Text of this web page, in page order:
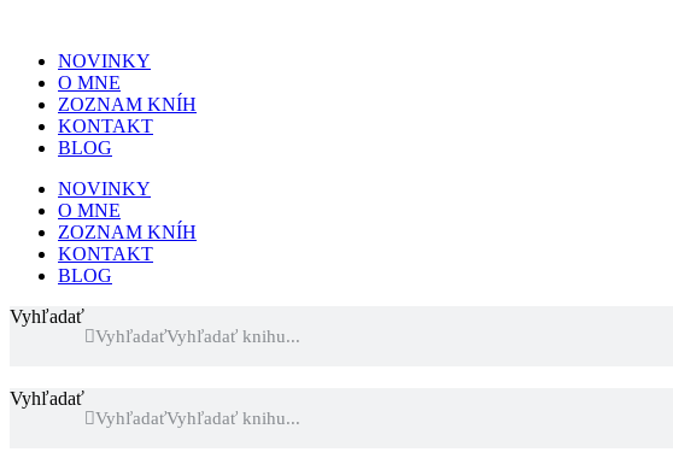
NOVINKY
O MNE
ZOZNAM KNÍH
KONTAKT
BLOG
NOVINKY
O MNE
ZOZNAM KNÍH
KONTAKT
BLOG
Vyhľadať
Vyhľadať
Vyhľadať
Vyhľadať